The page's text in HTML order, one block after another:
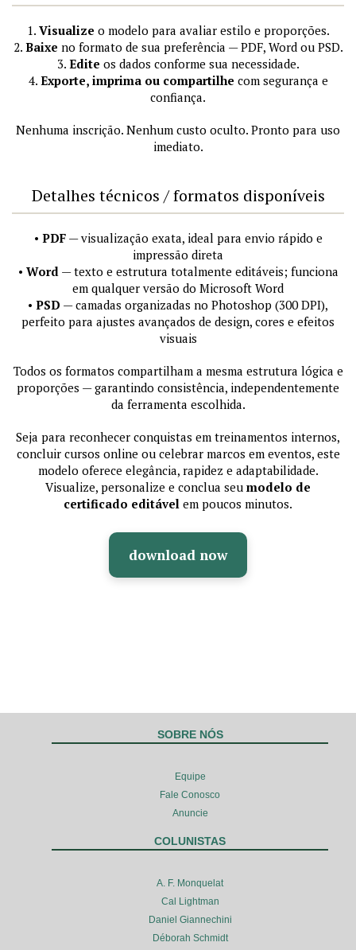
1. Visualize o modelo para avaliar estilo e proporções.
2. Baixe no formato de sua preferência — PDF, Word ou PSD.
3. Edite os dados conforme sua necessidade.
4. Exporte, imprima ou compartilhe com segurança e
confiança.
Nenhuma inscrição. Nenhum custo oculto. Pronto para uso
imediato.
Detalhes técnicos / formatos disponíveis
• PDF— visualização exata, ideal para envio rápido e
impressão direta
• Word— texto e estrutura totalmente editáveis; funciona
em qualquer versão do Microsoft Word
• PSD — camadas organizadas no Photoshop (300 DPI),
perfeito para ajustes avançados de design, cores e efeitos
visuais
Todos os formatos compartilham a mesma estrutura lógica e
proporções — garantindo consistência, independentemente
da ferramenta escolhida.
Seja para reconhecer conquistas em treinamentos internos,
concluir cursos online ou celebrar marcos em eventos, este
modelo oferece elegância, rapidez e adaptabilidade.
Visualize, personalize e conclua seu modelo de
certificado editável em poucos minutos.
download now
SOBRE NÓS
Equipe
Fale Conosco
Anuncie
COLUNISTAS
A. F. Monquelat
Cal Lightman
Daniel Giannechini
Déborah Schmidt